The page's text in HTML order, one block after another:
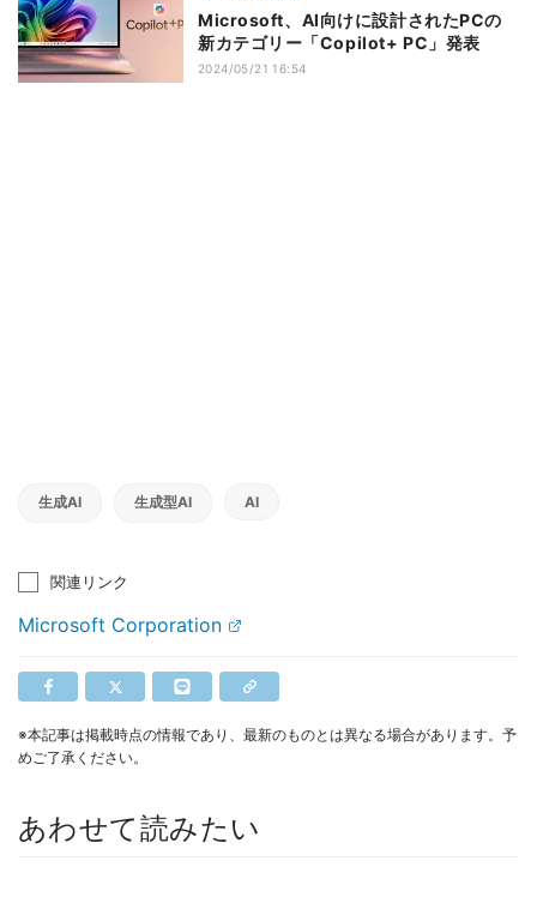
Microsoft、AI向けに設計されたPCの
新カテゴリー「Copilot+ PC」発表
2024/05/21 16:54
生成AI 生成型AI AI
関連リンク
Microsoft Corporation
※本記事は掲載時点の情報であり、最新のものとは異なる場合があります。予
めご了承ください。
あわせて読みたい